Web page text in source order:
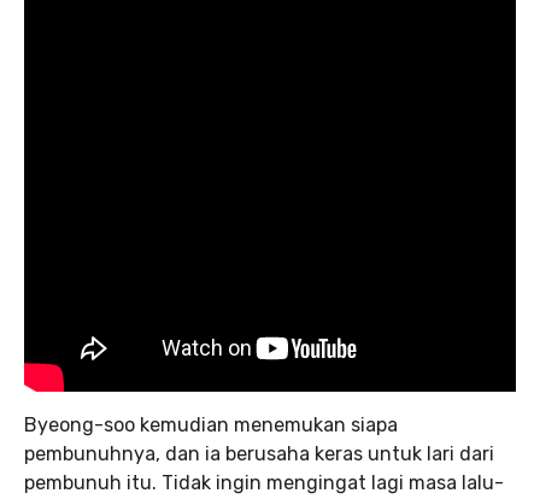
Byeong-soo kemudian menemukan siapa
pembunuhnya, dan ia berusaha keras untuk lari dari
pembunuh itu. Tidak ingin mengingat lagi masa lalu-